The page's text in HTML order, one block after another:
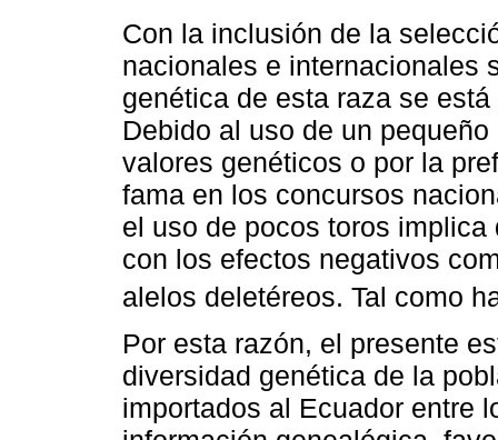
Con la inclusión de la
nacionales e internacionales
genética de esta raza se
Debido al uso de un
valores genéticos o por la
fama en los concursos
el uso de pocos toros
con los efectos negativos
alelos deletéreos. Tal como
Por esta razón, el presente
diversidad genética de la
importados al Ecuador entre